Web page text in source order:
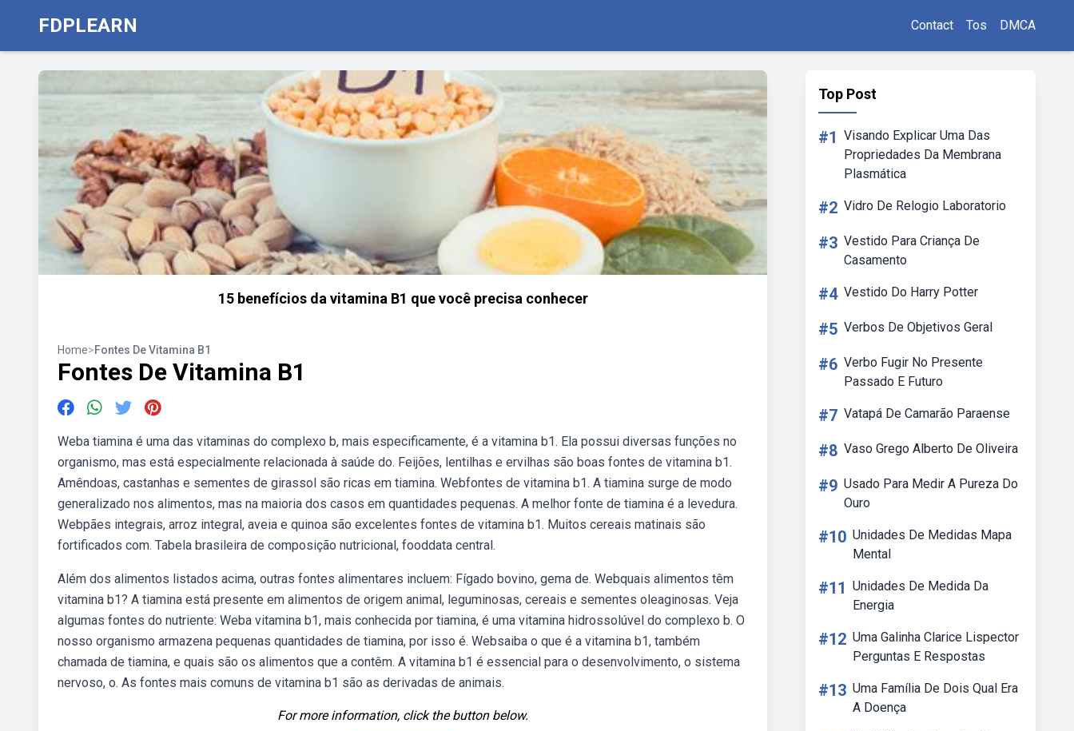
FDPLEARN Contact Tos DMCA
15 benefícios da vitamina B1 que você precisa conhecer
Home>Fontes De Vitamina B1
Fontes De Vitamina B1
Weba tiamina é uma das vitaminas do complexo b, mais especificamente, é a vitamina b1. Ela possui diversas funções no
organismo, mas está especialmente relacionada à saúde do. Feijões, lentilhas e ervilhas são boas fontes de vitamina b1.
Amêndoas, castanhas e sementes de girassol são ricas em tiamina. Webfontes de vitamina b1. A tiamina surge de modo
generalizado nos alimentos, mas na maioria dos casos em quantidades pequenas. A melhor fonte de tiamina é a levedura.
Webpães integrais, arroz integral, aveia e quinoa são excelentes fontes de vitamina b1. Muitos cereais matinais são
fortificados com. Tabela brasileira de composição nutricional, fooddata central.
Além dos alimentos listados acima, outras fontes alimentares incluem: Fígado bovino, gema de. Webquais alimentos têm
vitamina b1? A tiamina está presente em alimentos de origem animal, leguminosas, cereais e sementes oleaginosas. Veja
algumas fontes do nutriente: Weba vitamina b1, mais conhecida por tiamina, é uma vitamina hidrossolúvel do complexo b. O
nosso organismo armazena pequenas quantidades de tiamina, por isso é. Websaiba o que é a vitamina b1, também
chamada de tiamina, e quais são os alimentos que a contêm. A vitamina b1 é essencial para o desenvolvimento, o sistema
nervoso, o. As fontes mais comuns de vitamina b1 são as derivadas de animais.
For more information, click the button below.
Top Post
#1 Visando Explicar Uma Das
Propriedades Da Membrana
Plasmática
#2 Vidro De Relogio Laboratorio
#3 Vestido Para Criança De
Casamento
#4 Vestido Do Harry Potter
#5 Verbos De Objetivos Geral
#6 Verbo Fugir No Presente
Passado E Futuro
#7 Vatapá De Camarão Paraense
#8 Vaso Grego Alberto De Oliveira
#9 Usado Para Medir A Pureza Do
Ouro
#10 Unidades De Medidas Mapa
Mental
#11 Unidades De Medida Da
Energia
#12 Uma Galinha Clarice Lispector
Perguntas E Respostas
#13 Uma Família De Dois Qual Era
A Doença